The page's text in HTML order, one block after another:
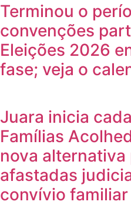
Terminou o
convenções
Eleições 2026
fase; veja o
Juara inicia
Famílias
nova
afastadas
convívio familiar